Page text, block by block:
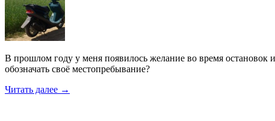
В прошлом году у меня появилось желание во время остановок
обозначать своё местопребывание?
Читать далее →